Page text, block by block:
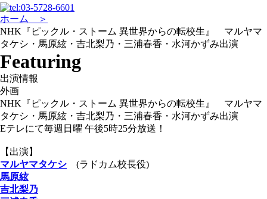
ホーム ＞
NHK『ピックル・ストーム 異世界からの転校生』 マルヤマ
タケシ・馬原絃・吉北梨乃・三浦春香・水河かずみ出演
Featuring
出演情報
外画
NHK『ピックル・ストーム 異世界からの転校生』 マルヤマ
タケシ・馬原絃・吉北梨乃・三浦春香・水河かずみ出演
Eテレにて毎週日曜 午後5時25分放送！
【出演】
マルヤマタケシ (ラドカム校長役)
馬原絃
吉北梨乃